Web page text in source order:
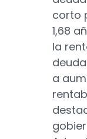
corto
1,68
la
a